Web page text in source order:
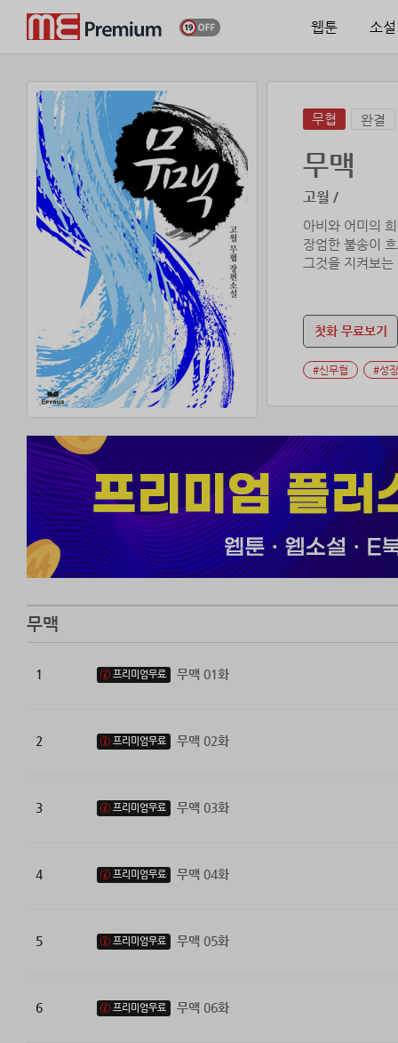
웹툰 소설
무협 완결
무맥
고월 /
아비와 어미의 희
장엄한 불송이
그것을 지켜보
첫화 무료보기
#신무협 #성장
무맥
1 프리미엄무료 무맥 01화
2 프리미엄무료 무맥 02화
3 프리미엄무료 무맥 03화
4 프리미엄무료 무맥 04화
5 프리미엄무료 무맥 05화
6 프리미엄무료 무맥 06화